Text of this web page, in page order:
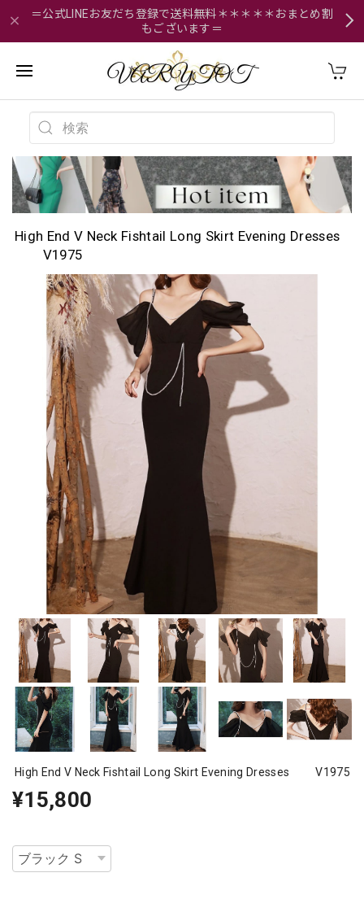
＝公式LINEお友だち登録で送料無料＊＊＊＊＊おまとめ割
もございます＝
High End V Neck Fishtail Long Skirt Evening Dresses
V1975
High End V Neck Fishtail Long Skirt Evening Dresses V1975
¥15,800